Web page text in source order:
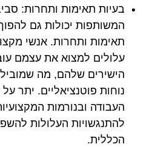
בעיות תאימות ותחרות:
המשותפות יכולות גם להפוך
תאימות ותחרות. אנשי
עלולים למצוא את עצמם
הישירים שלהם, מה שמוביל
נוחות פוטנציאליים. יתר על
העבודה ובנורמות
להתנגשויות העלולות
הכללית.